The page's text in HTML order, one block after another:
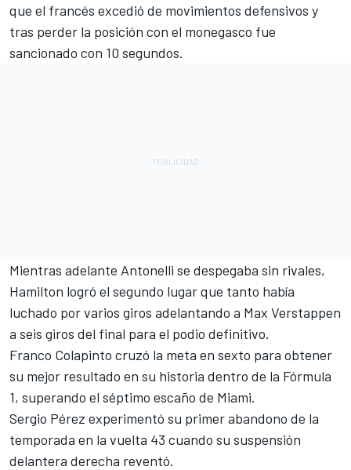
que el francés excedió de movimientos defensivos y
tras perder la posición con el monegasco fue
sancionado con 10 segundos.
Mientras adelante Antonelli se despegaba sin rivales,
Hamilton logró el segundo lugar que tanto había
luchado por varios giros adelantando a Max Verstappen
a seis giros del final para el podio definitivo.
Franco Colapinto cruzó la meta en sexto para obtener
su mejor resultado en su historia dentro de la Fórmula
1, superando el séptimo escaño de Miami.
Sergio Pérez experimentó su primer abandono de la
temporada en la vuelta 43 cuando su suspensión
delantera derecha reventó.